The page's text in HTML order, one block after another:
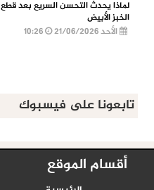
لماذا يحدث التحسن السريع بعد قطع
الخبز الأبيض
الأحد 21/06/2026
تابعونا على فيسبوك
أقسام الموقع